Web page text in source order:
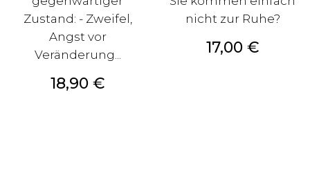
Zustand: - Zweifel,
Angst vor
Veränderung...
Preis
18,90 €
nicht zur Ruhe?
Preis
17,00 €